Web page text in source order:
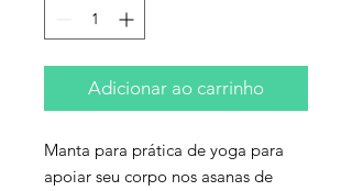
Adicionar ao carrinho
Manta para prática de yoga para
apoiar seu corpo nos asanas de